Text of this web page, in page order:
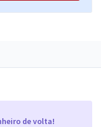
de volta!